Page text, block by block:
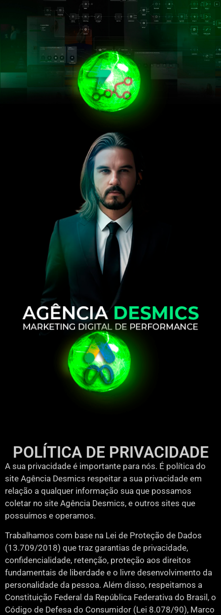
POLÍTICA DE PRIVACIDADE
A sua privacidade é importante para nós. É política do
site Agência Desmics respeitar a sua privacidade em
relação a qualquer informação sua que possamos
coletar no site Agência Desmics, e outros sites que
possuímos e operamos.
Trabalhamos com base na Lei de Proteção de Dados
(13.709/2018) que traz garantias de privacidade,
confidencialidade, retenção, proteção aos direitos
fundamentais de liberdade e o livre desenvolvimento da
personalidade da pessoa. Além disso, respeitamos a
Constituição Federal da República Federativa do Brasil, o
Código de Defesa do Consumidor (Lei 8.078/90), Marco